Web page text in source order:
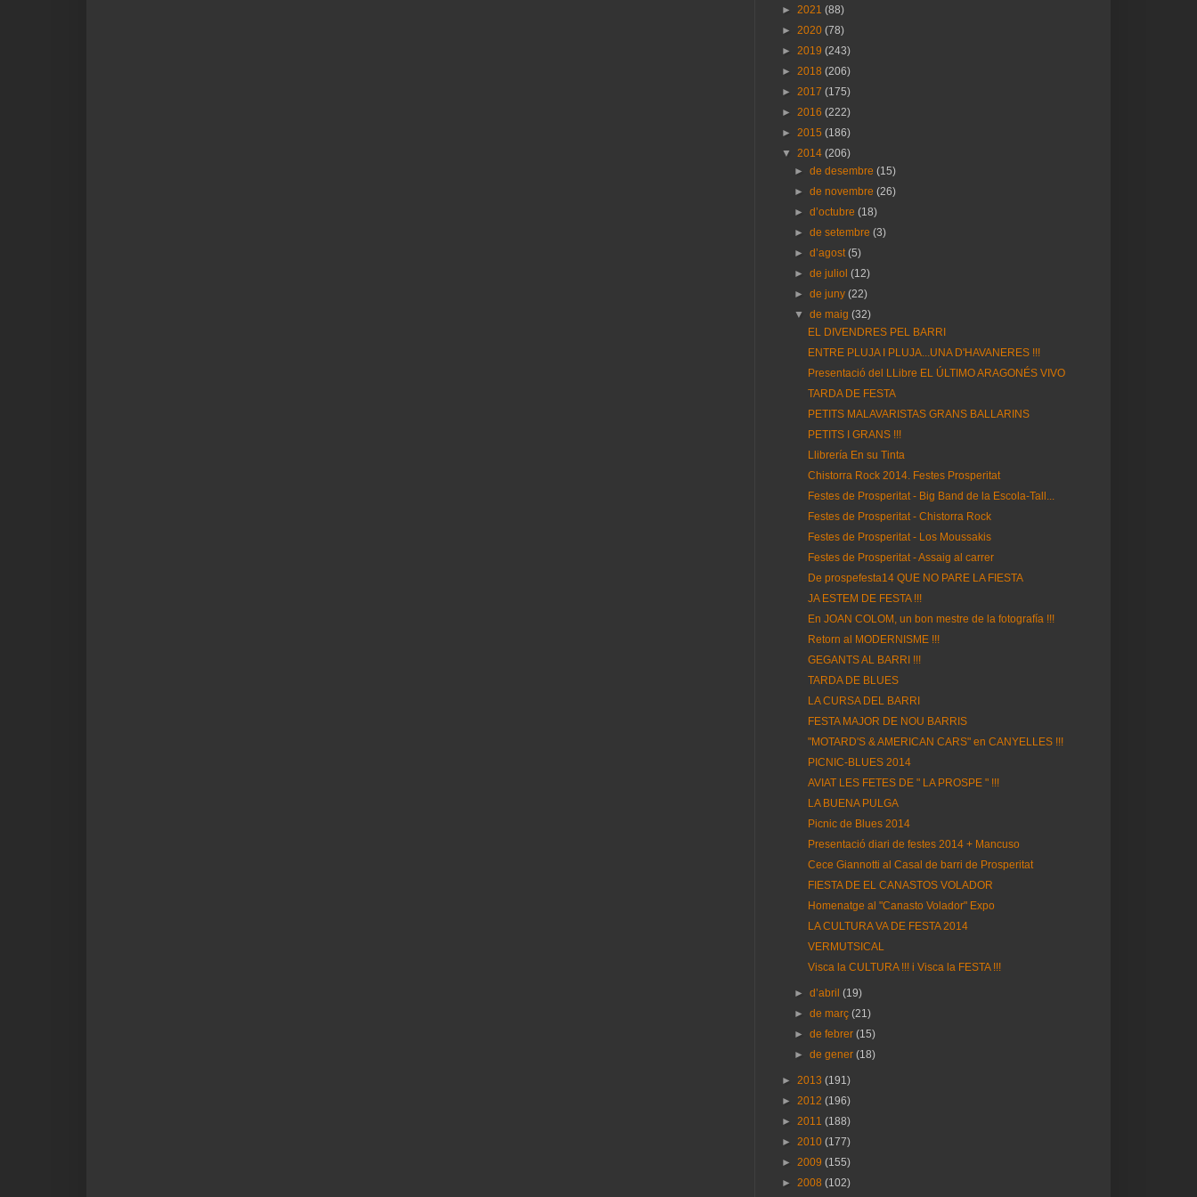
► 2021 (88)
► 2020 (78)
► 2019 (243)
► 2018 (206)
► 2017 (175)
► 2016 (222)
► 2015 (186)
▼ 2014 (206)
►de desembre(15)
►de novembre(26)
►d’octubre(18)
►de setembre(3)
►d’agost(5)
►de juliol(12)
►de juny(22)
▼de maig(32)
EL DIVENDRES PEL BARRI
ENTRE PLUJA I PLUJA...UNA D'HAVANERES !!!
Presentació del LLibre EL ÚLTIMO ARAGONÉS VIVO
TARDA DE FESTA
PETITS MALAVARISTAS GRANS BALLARINS
PETITS I GRANS !!!
Llibrería En su Tinta
Chistorra Rock 2014. Festes Prosperitat
Festes de Prosperitat - Big Band de la Escola-Tall...
Festes de Prosperitat - Chistorra Rock
Festes de Prosperitat - Los Moussakis
Festes de Prosperitat - Assaig al carrer
De prospefesta14 QUE NO PARE LA FIESTA
JA ESTEM DE FESTA !!!
En JOAN COLOM, un bon mestre de la fotografía !!!
Retorn al MODERNISME !!!
GEGANTS AL BARRI !!!
TARDA DE BLUES
LA CURSA DEL BARRI
FESTA MAJOR DE NOU BARRIS
"MOTARD'S & AMERICAN CARS" en CANYELLES !!!
PICNIC-BLUES 2014
AVIAT LES FETES DE " LA PROSPE " !!!
LA BUENA PULGA
Picnic de Blues 2014
Presentació diari de festes 2014 + Mancuso
Cece Giannotti al Casal de barri de Prosperitat
FIESTA DE EL CANASTOS VOLADOR
Homenatge al "Canasto Volador" Expo
LA CULTURA VA DE FESTA 2014
VERMUTSICAL
Visca la CULTURA !!! i Visca la FESTA !!!
►d’abril(19)
►de març(21)
►de febrer(15)
►de gener(18)
► 2013 (191)
► 2012 (196)
► 2011 (188)
► 2010 (177)
► 2009 (155)
► 2008 (102)